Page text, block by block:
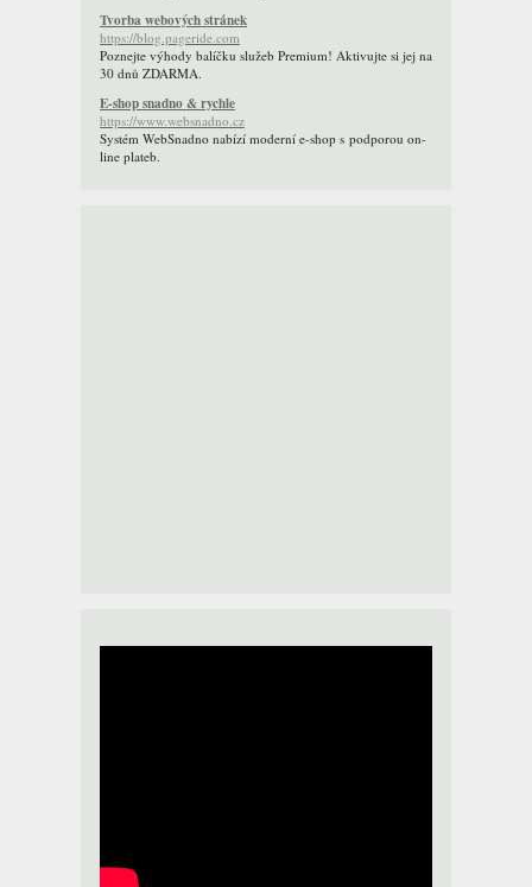
Tvorba webových stránek
https://blog.pageride.com
Poznejte výhody balíčku služeb Premium! Aktivujte si jej na
30 dnů ZDARMA.
E-shop snadno & rychle
https://www.websnadno.cz
Systém WebSnadno nabízí moderní e-shop s podporou on-
line plateb.